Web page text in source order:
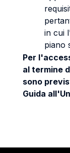
in cui
piano
Per
al termine
sono
Guida